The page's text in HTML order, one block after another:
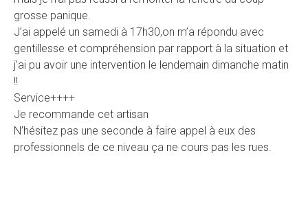
grosse panique.
J’ai appelé un samedi à 17h30,on m’a répondu avec
gentillesse et compréhension par rapport à la situation et
j’ai pu avoir une intervention le lendemain dimanche matin
!!
Service++++
Je recommande cet artisan
N’hésitez pas une seconde à faire appel à eux des
professionnels de ce niveau ça ne cours pas les rues.